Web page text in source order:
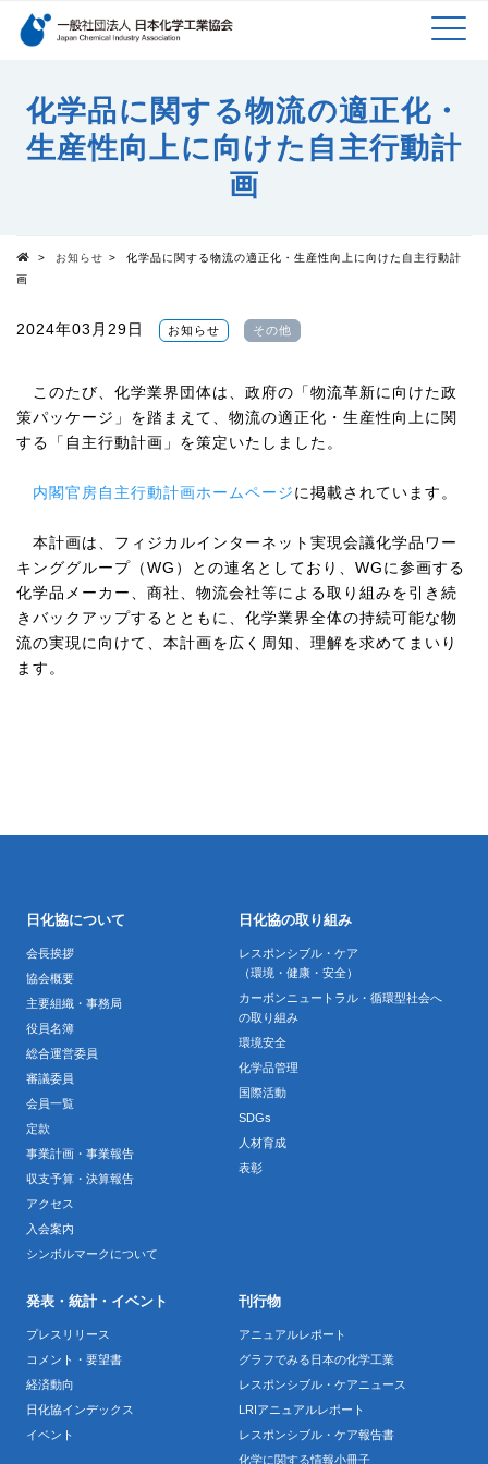
検索キーワード
U
化学品に関する物流の適正化・
生産性向上に向けた自主行動計
画
Top
> お知らせ >
化学品に関する物流の適正化・生産性向上に向けた自主行動計
画
2024年03月29日 お知らせ その他
このたび、化学業界団体は、政府の「物流革新に向けた政
策パッケージ」を踏まえて、物流の適正化・生産性向上に関
する「自主行動計画」を策定いたしました。
内閣官房自主行動計画ホームページに掲載されています。
本計画は、フィジカルインターネット実現会議化学品ワー
キンググループ（WG）との連名としており、WGに参画する
化学品メーカー、商社、物流会社等による取り組みを引き続
きバックアップするとともに、化学業界全体の持続可能な物
流の実現に向けて、本計画を広く周知、理解を求めてまいり
ます。
日化協について
会長挨拶
協会概要
主要組織・事務局
役員名簿
総合運営委員
審議委員
会員一覧
定款
事業計画・事業報告
収支予算・決算報告
アクセス
入会案内
シンボルマークについて
日化協の取り組み
レスポンシブル・ケア
（環境・健康・安全）
カーボンニュートラル・循環型社会へ
の取り組み
環境安全
化学品管理
国際活動
SDGs
人材育成
表彰
発表・統計・イベント
プレスリリース
コメント・要望書
経済動向
日化協インデックス
イベント
刊行物
アニュアルレポート
グラフでみる日本の化学工業
レスポンシブル・ケアニュース
LRIアニュアルレポート
レスポンシブル・ケア報告書
化学に関する情報小冊子